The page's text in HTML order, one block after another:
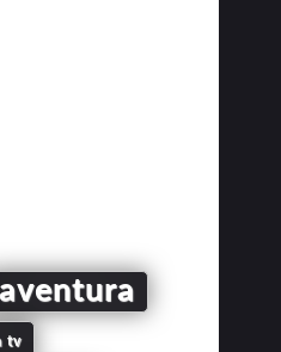
aventura
tv